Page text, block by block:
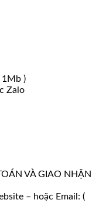
1Mb )
Zalo
VÀ GIAO NHẬN
– hoặc Email: (